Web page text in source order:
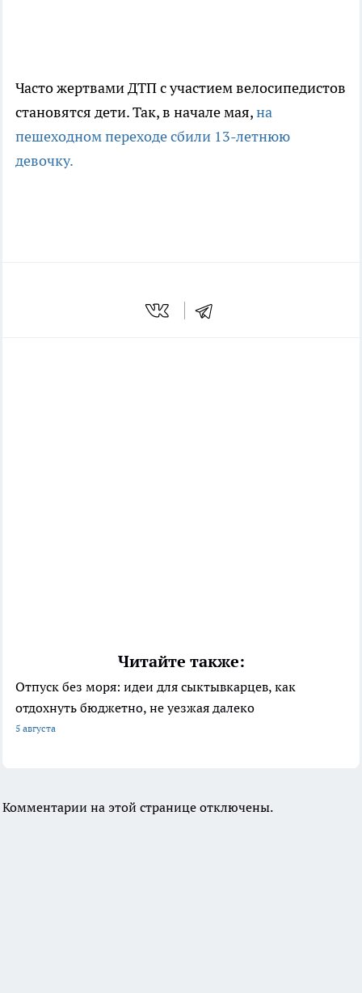
Часто жертвами ДТП с участием велосипедистов
становятся дети. Так, в начале мая,на
пешеходном переходе сбили 13-летнюю
девочку.
Читайте также:
Отпуск без моря: идеи для сыктывкарцев, как
отдохнуть бюджетно, не уезжая далеко
5 августа
Комментарии на этой странице отключены.